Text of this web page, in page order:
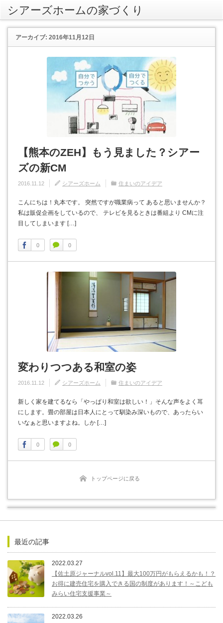
シアーズホームの家づくり
アーカイブ: 2016年11月12日
【熊本のZEH】もう見ました？シアー
ズの新CM
2016.11.12 シアーズホーム 住まいのアイデア
こんにちは！丸本です。 突然ですが職業病って あると思いませんか？
私は販促企画をしているので、 テレビを見るときは番組より CMに注
目してしまいます […]
0 0
変わりつつある和室の姿
2016.11.12 シアーズホーム 住まいのアイデア
新しく家を建てるなら「やっぱり和室は欲しい！」そんな声をよく耳
にします。畳の部屋は日本人にとって馴染み深いもので、あったらい
いなぁと思いますよね。しか […]
0 0
トップページに戻る
最近の記事
2022.03.27
【佐土原ジャーナルvol.11】最大100万円がもらえるかも！？
お得に建売住宅を購入できる国の制度があります！～こども
みらい住宅支援事業～
2022.03.26